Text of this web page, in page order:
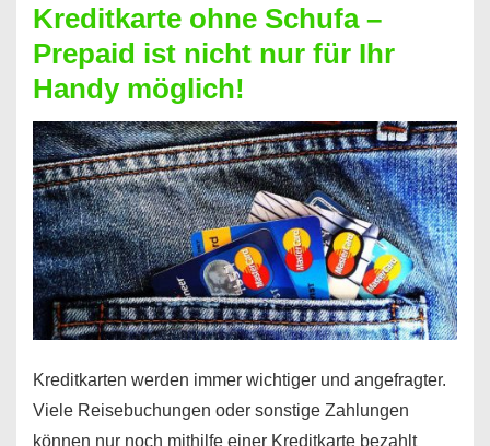
Neueröffnung
trotz
Schufaeintrag
möglich
Kreditkarte ohne Schufa –
Prepaid ist nicht nur für Ihr
Handy möglich!
Kreditkarten werden immer wichtiger und angefragter.
Viele Reisebuchungen oder sonstige Zahlungen
können nur noch mithilfe einer Kreditkarte bezahlt